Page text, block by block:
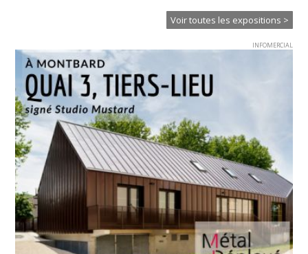
Voir toutes les expositions >
INFOMERCIAL